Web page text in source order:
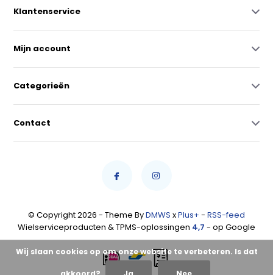
Klantenservice
Mijn account
Categorieën
Contact
© Copyright 2026 - Theme ByDMWS xPlus+ - RSS-feed
Wielserviceproducten & TPMS-oplossingen 4,7 - op Google
Wij slaan cookies op om onze website te verbeteren. Is dat